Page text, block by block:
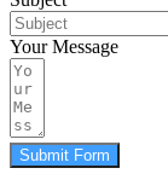
Your Message
Submit Form